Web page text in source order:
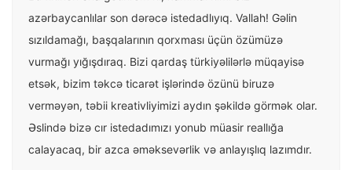
azərbaycanlılar son dərəcə istedadlıyıq. Vallah! Gəlin
sızıldamağı, başqalarının qorxması üçün özümüzə
vurmağı yığışdıraq. Bizi qardaş türkiyəlilərlə müqayisə
etsək, bizim təkcə ticarət işlərində özünü biruzə
verməyən, təbii kreativliyimizi aydın şəkildə görmək olar.
Əslində bizə cır istedadımızı yonub müasir reallığa
calayacaq, bir azca əməksevərlik və anlayışlıq lazımdır.